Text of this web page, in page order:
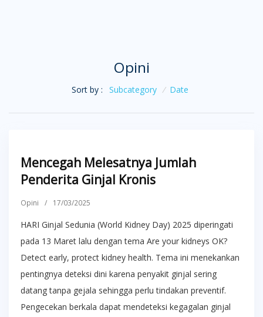
Opini
Sort by : Subcategory / Date
Mencegah Melesatnya Jumlah
Penderita Ginjal Kronis
Opini / 17/03/2025
HARI Ginjal Sedunia (World Kidney Day) 2025 diperingati
pada 13 Maret lalu dengan tema Are your kidneys OK?
Detect early, protect kidney health. Tema ini menekankan
pentingnya deteksi dini karena penyakit ginjal sering
datang tanpa gejala sehingga perlu tindakan preventif.
Pengecekan berkala dapat mendeteksi kegagalan ginjal